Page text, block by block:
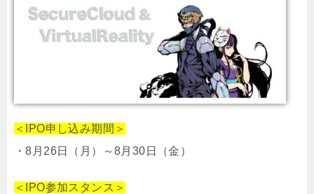
＜IPO申し込み期間＞
・8月26日（月）～8月30日（金）
＜IPO参加スタンス＞